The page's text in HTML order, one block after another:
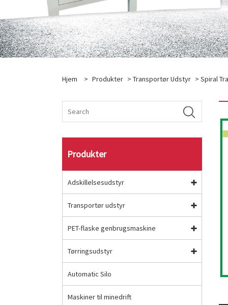
Hjem > Produkter > Transportør Udstyr > Spiral
Produkter
Adskillelsesudstyr
Transportør udstyr
PET-flaske genbrugsmaskine
Tørringsudstyr
Automatic Silo
Maskiner til minedrift